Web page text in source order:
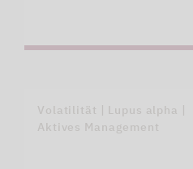
Volatilität | Lupus alpha |
Aktives Management